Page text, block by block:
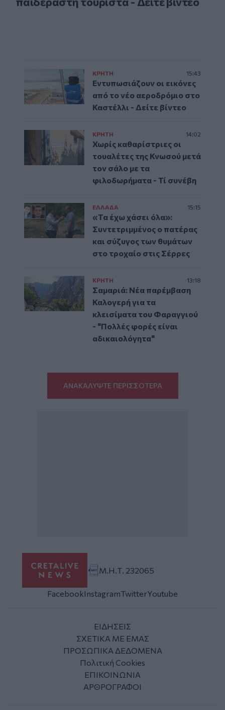
ΚΡΗΤΗ 15:43
Εντυπωσιάζουν οι εικόνες
από το νέο αεροδρόμιο στο
Καστέλλι - Δείτε βίντεο
ΚΡΗΤΗ 14:02
Χωρίς καθαρίστριες οι
τουαλέτες της Κνωσού μετά
τον σάλο με τα
φιλοδωρήματα - Τί συνέβη
ΕΛΛAΔΑ 15:15
«Τα έχω χάσει όλα»:
Συντετριμμένος ο πατέρας
και σύζυγος των θυμάτων
στο τροχαίο στις Σέρρες
ΚΡΗΤΗ 13:18
Σαμαριά: Νέα παρέμβαση
Καλογερή για τα
κλεισίματα του Φαραγγιού
- "Πολλές φορές είναι
αδικαιολόγητα"
ΑΝΑΚΑΛΥΨΤΕ ΠΕΡΙΣΣΟΤΕΡΑ
Μ.Η.Τ. 232065
FacebookInstagramTwitterYoutube
ΕΙΔΗΣΕΙΣ
ΣΧΕΤΙΚΑ ΜΕ ΕΜΑΣ
ΠΡΟΣΩΠΙΚΑ ΔΕΔΟΜΕΝΑ
Πολιτική Cookies
ΕΠΙΚΟΙΝΩΝΙΑ
ΑΡΘΡΟΓΡΑΦΟΙ